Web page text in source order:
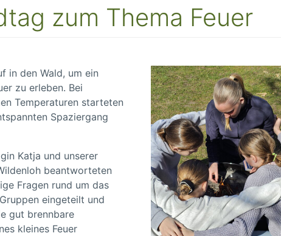
zum Thema Feuer
in den Wald, um ein
zu erleben. Bei
Temperaturen starteten
Spaziergang
Katja und unserer
beantworteten
Fragen rund um das
eingeteilt und
gut brennbare
kleines Feuer